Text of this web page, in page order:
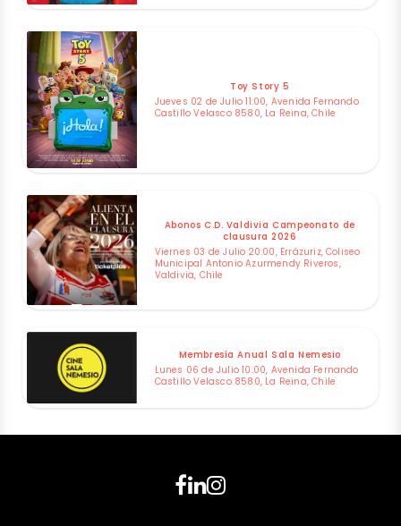
Toy Story 5
Jueves 02 de Julio 11:00, Avenida Fernando
Castillo Velasco 8580, La Reina, Chile
Abonos C.D. Valdivia Campeonato de
clausura 2026
Viernes 03 de Julio 20:00, Errázuriz, Coliseo
Municipal Antonio Azurmendy Riveros,
Valdivia, Chile
Membresía Anual Sala Nemesio
Lunes 06 de Julio 10:00, Avenida Fernando
Castillo Velasco 8580, La Reina, Chile